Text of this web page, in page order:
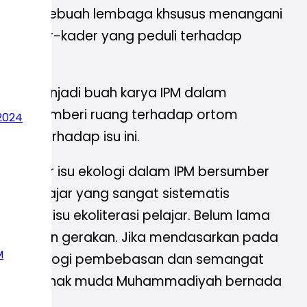
sebuah lembaga khsusus menangani
kader-kader yang peduli terhadap
menjadi buah karya IPM dalam
memberi ruang terhadap ortom
terhadap isu ini.
akar isu ekologi dalam IPM bersumber
pelajar yang sangat sistematis
isu ekoliterasi pelajar. Belum lama
gerakan. Jika mendasarkan pada
teologi pembebasan dan semangat
anak muda Muhammadiyah bernada